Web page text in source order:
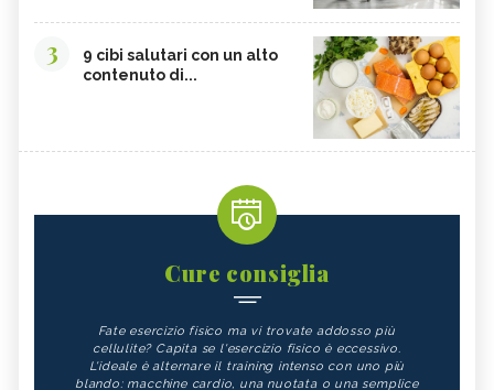
3
9 cibi salutari con un alto
contenuto di...
Cure consiglia
Fate esercizio fisico ma vi trovate addosso più
cellulite? Capita se l'esercizio fisico è eccessivo.
L'ideale è alternare il training intenso con uno più
blando: macchine cardio, una nuotata o una semplice